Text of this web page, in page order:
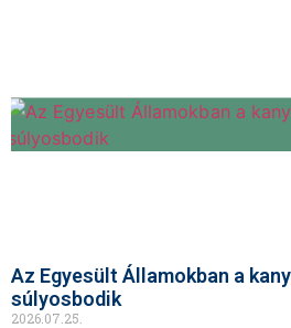
Az Egyesült Államokban a
súlyosbodik
2026.07.25.